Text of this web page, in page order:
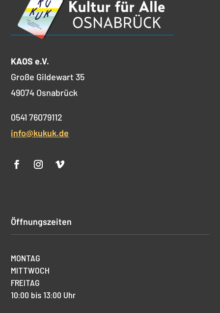
KAOS e.V.
Große Gildewart 35
49074 Osnabrück
0541 76079112
info@kukuk.de
Öffnungszeiten
MONTAG
MITTWOCH
FREITAG
10:00 bis 13:00 Uhr